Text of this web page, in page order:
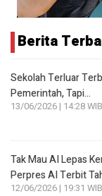
Berita
Sekolah Terluar
Pemerintah, Tapi…
13/06/2026 | 14:28 WIB
Tak Mau AI Lepas
Perpres AI Terbit
12/06/2026 | 19:31 WIB